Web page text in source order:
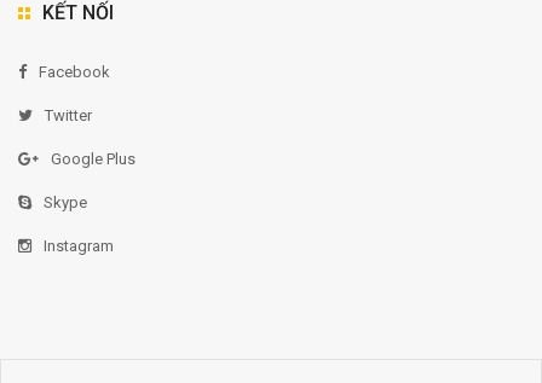
KẾT NỐI
Facebook
Twitter
Google Plus
Skype
Instagram